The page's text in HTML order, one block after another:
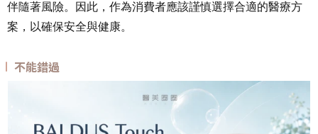
伴隨著風險。因此，作為消費者應該謹慎選擇合適的醫療方
案，以確保安全與健康。
不能錯過